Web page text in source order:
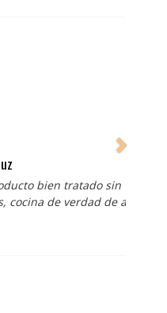
tratado sin
de verdad de antaño